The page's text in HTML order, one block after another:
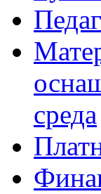
среда